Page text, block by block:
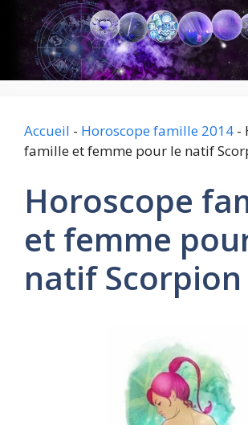
contenu
Accueil - Horoscope famille 2014 -
famille et femme pour le natif
Horoscope
et femme
natif Scorpion